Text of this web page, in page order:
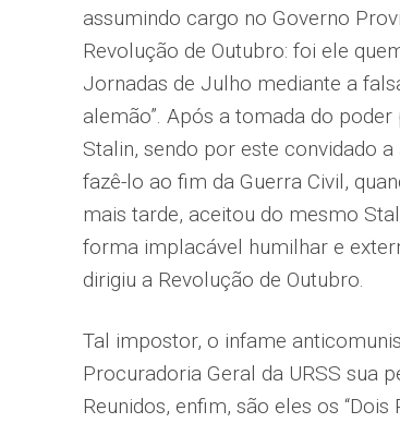
assumindo cargo no Governo
Revolução de Outubro: foi ele
Jornadas de Julho mediante a
alemão”. Após a tomada do
Stalin, sendo por este convidado
fazê-lo ao fim da Guerra Civil,
mais tarde, aceitou do mesmo
forma implacável humilhar e
dirigiu a Revolução de Outubro.
Tal impostor, o infame
Procuradoria Geral da URSS sua
Reunidos, enfim, são eles os “Dois